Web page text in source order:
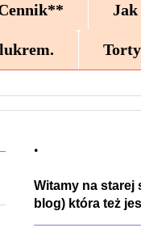
Jak
.
Witamy na starej
blog) która też